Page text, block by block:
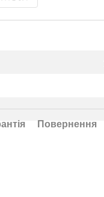
Повернення